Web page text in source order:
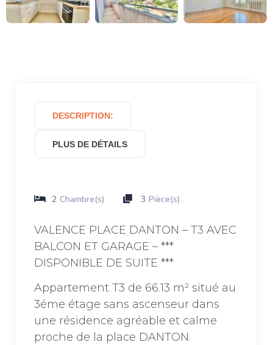
DESCRIPTION:
PLUS DE DÉTAILS
2 Chambre(s) 3 Pièce(s)
VALENCE PLACE DANTON – T3 AVEC
BALCON ET GARAGE – ***
DISPONIBLE DE SUITE ***
Appartement T3 de 66.13 m² situé au
3éme étage sans ascenseur dans
une résidence agréable et calme
proche de la place DANTON.